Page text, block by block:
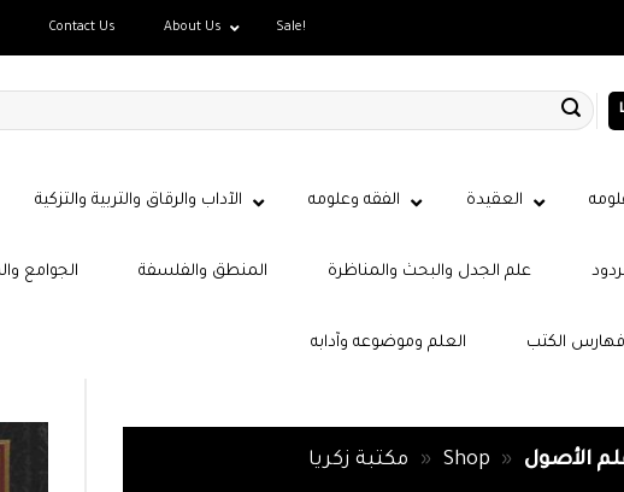
Contact Us About Us Sale!
العقيدة الفقه وعلومه الآداب والرقاق والتربية والتزكية
الجوامع المنطق والفلسفة علم الجدل والبحث والمناظرة
العلم وموضوعه وآدابه الكتب
مكتبة زكريا » Shop » الأصول